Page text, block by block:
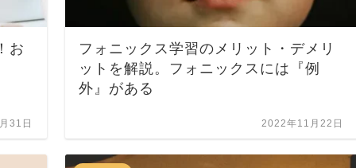
お
31日
フォニックス学習のメリット・デメリ
ットを解説。フォニックスには『例
外』がある
2022年11月22日